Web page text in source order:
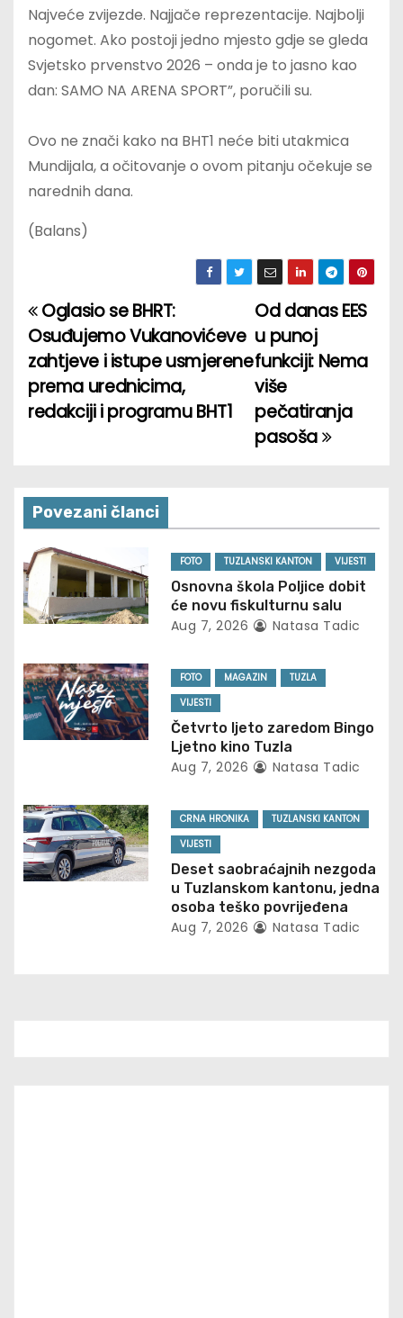
Najveće zvijezde. Najjače reprezentacije. Najbolji
nogomet. Ako postoji jedno mjesto gdje se gleda
Svjetsko prvenstvo 2026 – onda je to jasno kao
dan: SAMO NA ARENA SPORT”, poručili su.
Ovo ne znači kako na BHT1 neće biti utakmica
Mundijala, a očitovanje o ovom pitanju očekuje se
narednih dana.
(Balans)
P
o
s
a
v
i
g
a
t
i
n
Od danas EES
u punoj
funkciji: Nema
više
pečatiranja
pasoša
Oglasio se BHRT:
Osuđujemo Vukanovićeve
zahtjeve i istupe usmjerene
prema urednicima,
redakciji i programu BHT1
Povezani članci
FOTO TUZLANSKI KANTON VIJESTI
Osnovna škola Poljice dobit
će novu fiskulturnu salu
Aug 7, 2026 Natasa Tadic
FOTO MAGAZIN
TUZLA
VIJESTI
Četvrto ljeto zaredom Bingo
Ljetno kino Tuzla
Aug 7, 2026 Natasa Tadic
CRNA HRONIKA
TUZLANSKI KANTON
VIJESTI
Deset saobraćajnih nezgoda
u Tuzlanskom kantonu, jedna
osoba teško povrijeđena
Aug 7, 2026 Natasa Tadic